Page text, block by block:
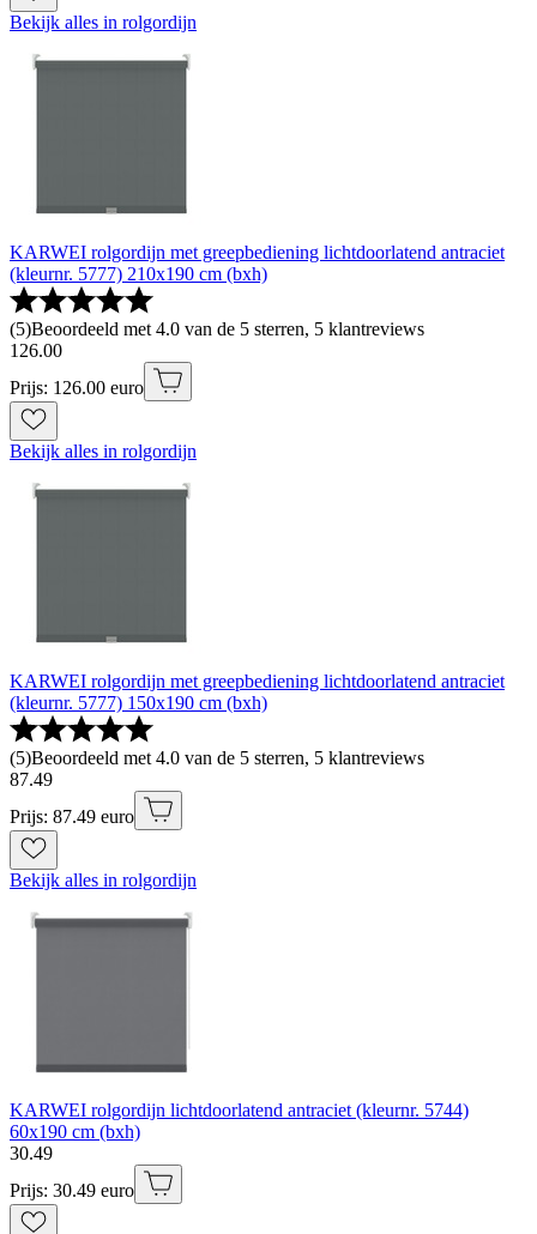
Bekijk alles in rolgordijn
KARWEI rolgordijn met greepbediening lichtdoorlatend antraciet
(kleurnr. 5777) 210x190 cm (bxh)
(5)Beoordeeld met 4.0 van de 5 sterren, 5 klantreviews
126.00
Prijs: 126.00 euro
Bekijk alles in rolgordijn
KARWEI rolgordijn met greepbediening lichtdoorlatend antraciet
(kleurnr. 5777) 150x190 cm (bxh)
(5)Beoordeeld met 4.0 van de 5 sterren, 5 klantreviews
87.49
Prijs: 87.49 euro
Bekijk alles in rolgordijn
KARWEI rolgordijn lichtdoorlatend antraciet (kleurnr. 5744)
60x190 cm (bxh)
30.49
Prijs: 30.49 euro